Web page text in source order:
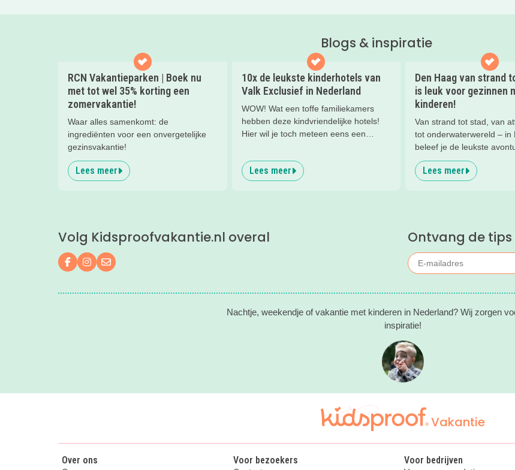
Blogs & inspiratie
RCN Vakantieparken | Boek nu
met tot wel 35% korting een
zomervakantie!
Waar alles samenkomt: de
ingrediënten voor een onvergetelijke
gezinsvakantie!
Lees meer
10x de leukste kinderhotels van
Valk Exclusief in Nederland
WOW! Wat een toffe familiekamers
hebben deze kindvriendelijke hotels!
Hier wil je toch meteen eens een
kinderhotels van Valk Exclusief en boek
een heerlijk nachtje weg met je
kind(eren).
Lees meer
Den Haag van strand
is leuk voor gezinnen
kinderen!
Van strand tot stad, van
tot onderwaterwereld – in
beleef je de leukste
kinderen. En tussendoor?
ontspannen met een
Lees meer
Volg Kidsproofvakantie.nl overal
Volg ons op Facebook
Volg ons op Instagram
Mail ons
Ontvang de tips
Nachtje, weekendje of vakantie met kinderen in Nederland? Wij zorgen
inspiratie!
Vakantie
Over ons Voor bezoekers Voor bedrijven